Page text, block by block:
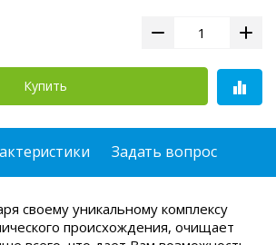
Купить
Задать вопрос
своему уникальному комплексу
происхождения, очищает